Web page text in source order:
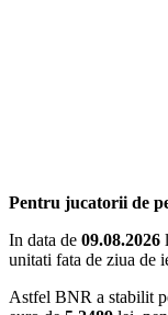
Pentru jucatorii de
In data de 09.08.2026
unitati fata de ziua de
Astfel BNR a stabilit